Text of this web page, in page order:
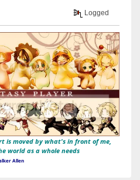
Logged
is moved by what's in front of me,
world as a whole needs
Allen